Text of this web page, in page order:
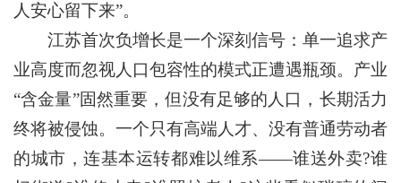
人安心留下来”。
江苏首次负增长是一个深刻信号：单一追求产
业高度而忽视人口包容性的模式正遭遇瓶颈。产业
“含金量”固然重要，但没有足够的人口，长期活力
终将被侵蚀。一个只有高端人才、没有普通劳动者
的城市，连基本运转都难以维系——谁送外卖?谁